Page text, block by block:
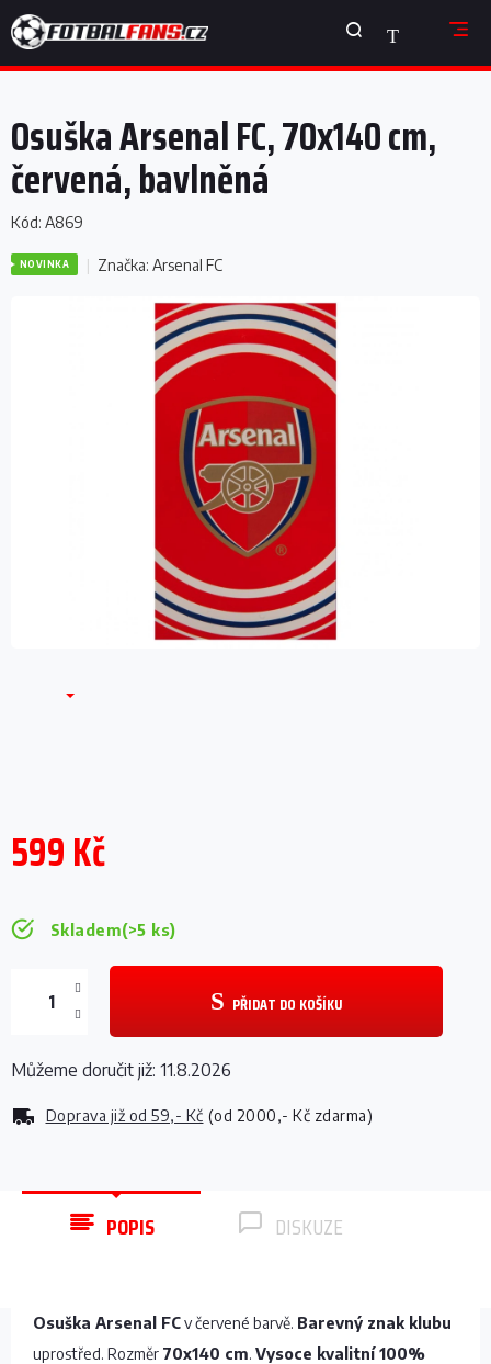
na
obsah
NÁKUPNÍ
KOŠÍK
Osuška Arsenal FC, 70x140 cm,
červená, bavlněná
Kód: A869
NOVINKA Značka:Arsenal FC
599 Kč
Skladem(>5 ks)
Doprava již od 59,- Kč (od 2000,- Kč zdarma)
PŘIDAT DO KOŠÍKU
Můžeme doručit již: 11.8.2026
POPIS DISKUZE
Osuška Arsenal FCv červené barvě. Barevný znak klubu
uprostřed. Rozměr 70x140 cm. Vysoce kvalitní 100%